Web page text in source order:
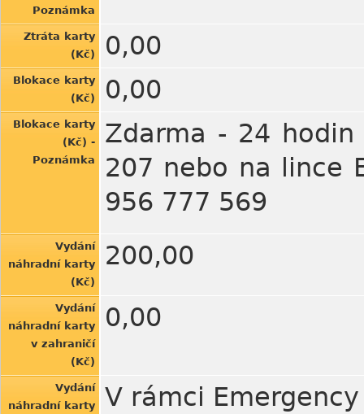
Poznámka
Ztráta karty
(Kč)
0,00
Blokace karty
(Kč)
0,00
Blokace karty
(Kč) -
Poznámka
Zdarma - 24
207 nebo na lince
956 777 569
Vydání
náhradní karty
(Kč)
200,00
Vydání
náhradní karty
v zahraničí
(Kč)
0,00
Vydání
náhradní karty
V rámci